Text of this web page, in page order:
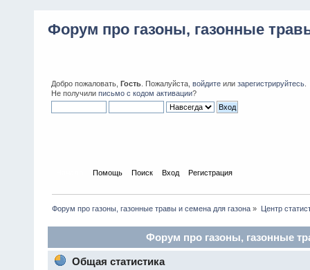
Форум про газоны, газонные
Добро пожаловать, Гость . Пожалуйста, войдите или зарегистрируйтесь
Не получили письмо с кодом активации?
Помощь Поиск Вход Регистрация
Форум про газоны, газонные травы и семена для газона » Центр
Форум про газоны, газонные
Общая статистика